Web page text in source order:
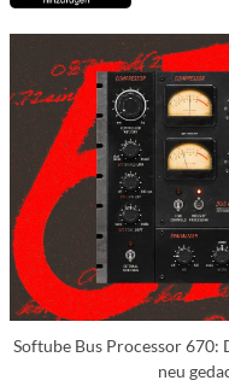
Softube Bus Processor
neu